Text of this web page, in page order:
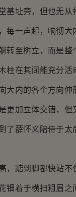
基址旁，但也无从
每一声起，响彻
转至树立，而是整
柱在其间能充分活
内的各个方向伸
更加立体交错，但
了薛怀义陪侍于太
，踮到脚都快站
钿着于横扫粗眉之